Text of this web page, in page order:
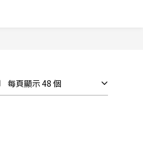
每頁顯示 48 個